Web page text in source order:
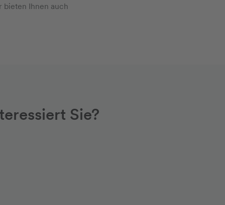
bieten Ihnen auch
Sie?